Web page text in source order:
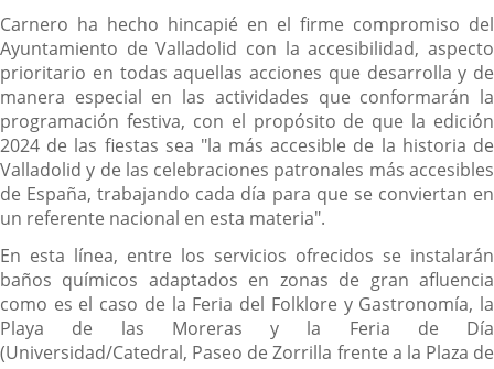
Carnero ha hecho hincapié en el firme compromiso del
Ayuntamiento de Valladolid con la accesibilidad, aspecto
prioritario en todas aquellas acciones que desarrolla y de
manera especial en las actividades que conformarán la
programación festiva, con el propósito de que la edición
2024 de las fiestas sea "la más accesible de la historia de
Valladolid y de las celebraciones patronales más accesibles
de España, trabajando cada día para que se conviertan en
un referente nacional en esta materia".
En esta línea, entre los servicios ofrecidos se instalarán
baños químicos adaptados en zonas de gran afluencia
como es el caso de la Feria del Folklore y Gastronomía, la
Playa de las Moreras y la Feria de Día
(Universidad/Catedral, Paseo de Zorrilla frente a la Plaza de